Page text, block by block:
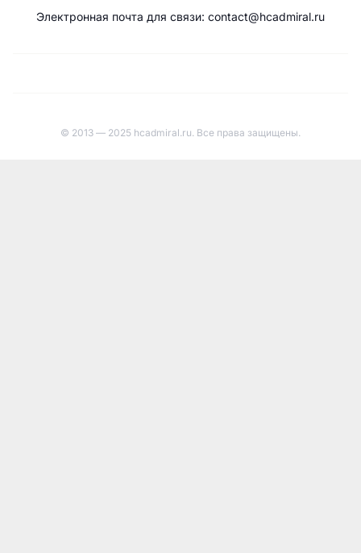
Электронная почта для связи: contact@hcadmiral.ru
© 2013 — 2025 hcadmiral.ru. Все права защищены.